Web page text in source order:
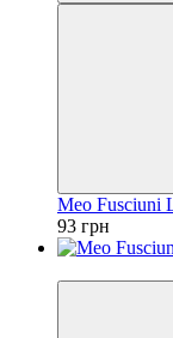
Meo Fusciuni
93 грн